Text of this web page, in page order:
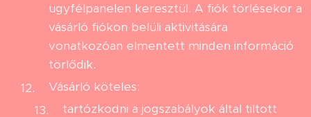
ügyfélpanelen keresztül. A fiók törlésekor a
vásárló fiókon belüli aktivitására
vonatkozóan elmentett minden információ
törlődik.
Vásárló köteles:
tartózkodni a jogszabályok által tiltott